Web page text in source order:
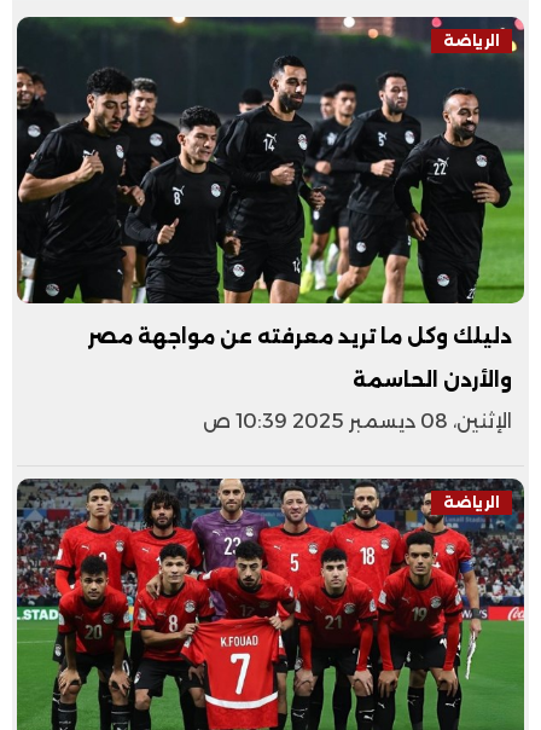
الرياضة
دليلك وكل ما تريد معرفته عن مواجهة مصر
والأردن الحاسمة
الإثنين، 08 ديسمبر 2025 10:39 ص
الرياضة